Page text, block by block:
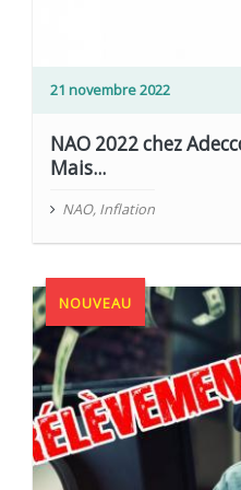
21 novembre 2022
NAO 2022 chez
Mais...
NAO, Inflation
NOUVEAU